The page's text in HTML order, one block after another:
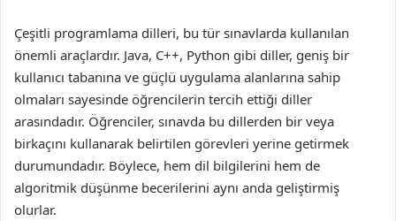
Çeşitli programlama dilleri, bu tür sınavlarda kullanılan
önemli araçlardır. Java, C++, Python gibi diller, geniş bir
kullanıcı tabanına ve güçlü uygulama alanlarına sahip
olmaları sayesinde öğrencilerin tercih ettiği diller
arasındadır. Öğrenciler, sınavda bu dillerden bir veya
birkaçını kullanarak belirtilen görevleri yerine getirmek
durumundadır. Böylece, hem dil bilgilerini hem de
algoritmik düşünme becerilerini aynı anda geliştirmiş
olurlar.